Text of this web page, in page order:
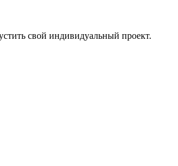
свой индивидуальный проект.